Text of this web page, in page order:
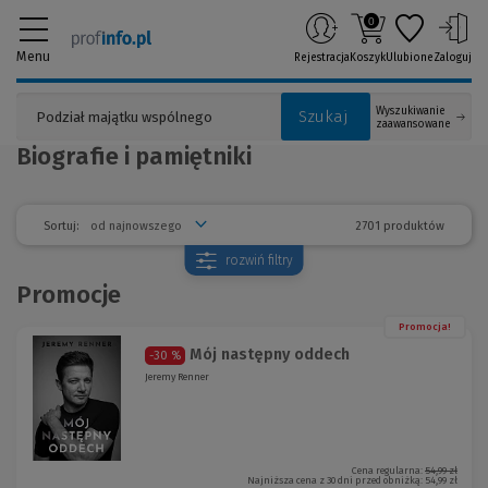
Menu
Szukaj
Wyszukiwanie
zaawansowane
Rejestracja
0
KoszykUlubioneZaloguj
Biografie i pamiętniki
Sortuj: 2701 produktów
rozwiń filtry
Promocje
Promocja!
-30 % Mój następny oddech
Jeremy Renner
Cena regularna: 54,99 zł
Najniższa cena z 30 dni przed obniżką: 54,99 zł